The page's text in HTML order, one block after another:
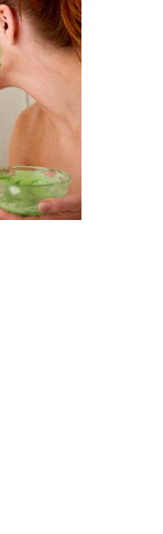
маска
маска